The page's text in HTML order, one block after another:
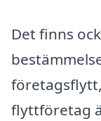
Det finns
flyttföretag